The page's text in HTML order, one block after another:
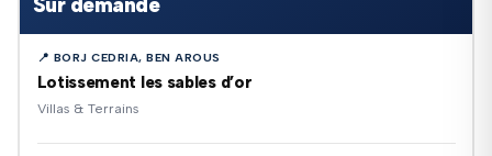
📍 BORJ CEDRIA, BEN AROUS
Lotissement les sables d’or
Villas & Terrains